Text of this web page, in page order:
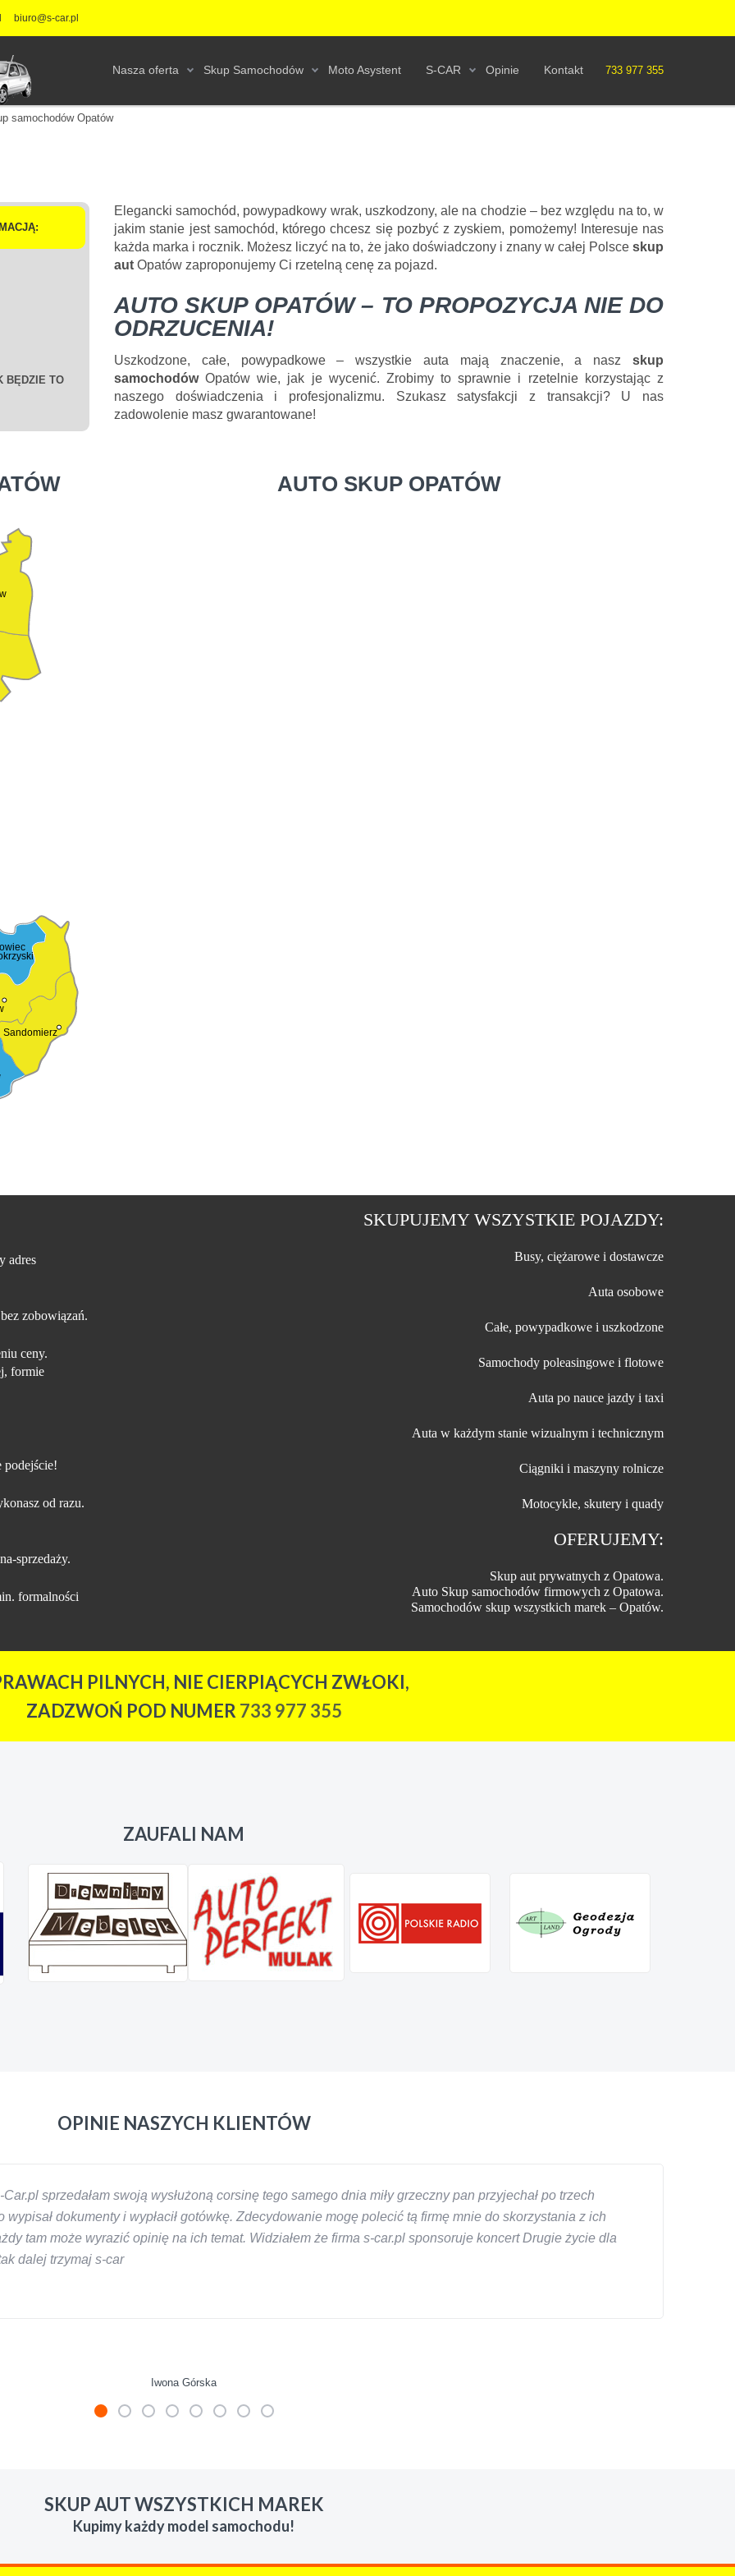
biuro@s-car.pl
733 977 355
Nasza oferta Skup Samochodów Moto Asystent S-CAR Opinie Kontakt
samochodów Opatów
BĘDZIE TO
Sandomierz
Elegancki samochód, powypadkowy wrak, uszkodzony, ale na chodzie – bez względu na to, w
jakim stanie jest samochód, którego chcesz się pozbyć z zyskiem, pomożemy! Interesuje nas
każda marka i rocznik. Możesz liczyć na to, że jako doświadczony i znany w całej Polsce skup
aut Opatów zaproponujemy Ci rzetelną cenę za pojazd.
AUTO SKUP OPATÓW – TO PROPOZYCJA NIE DO
ODRZUCENIA!
Uszkodzone, całe, powypadkowe – wszystkie auta mają znaczenie, a nasz skup
samochodówOpatów wie, jak je wycenić. Zrobimy to sprawnie i rzetelnie korzystając z
naszego doświadczenia i profesjonalizmu. Szukasz satysfakcji z transakcji? U nas
zadowolenie masz gwarantowane!
AUTO SKUP OPATÓW
adres
zobowiązań.
ceny.
formie
podejście!
od razu.
sprzedaży.
formalności
SKUPUJEMY WSZYSTKIE POJAZDY:
Busy, ciężarowe i dostawcze
Auta osobowe
Całe, powypadkowe i uszkodzone
Samochody poleasingowe i flotowe
Auta po nauce jazdy i taxi
Auta w każdym stanie wizualnym i technicznym
Ciągniki i maszyny rolnicze
Motocykle, skutery i quady
OFERUJEMY:
Skup aut prywatnych z Opatowa.
Auto Skup samochodów firmowych z Opatowa.
Samochodów skup wszystkich marek – Opatów.
PILNYCH, NIE CIERPIĄCYCH ZWŁOKI,
ZADZWOŃ POD NUMER 733 977 355
ZAUFALI NAM
OPINIE NASZYCH KLIENTÓW
sprzedałam swoją wysłużoną corsinę tego samego dnia miły grzeczny pan przyjechał po trzech
dokumenty i wypłacił gotówkę. Zdecydowanie mogę polecić tą firmę mnie do skorzystania z ich
tam może wyrazić opinię na ich temat. Widziałem że firma s-car.pl sponsoruje koncert Drugie życie dla
dalej trzymaj s-car
Iwona Górska
wyzyskiwaczy, to polecam s-car.pl
SKUP AUT WSZYSTKICH MAREK
Kupimy każdy model samochodu!